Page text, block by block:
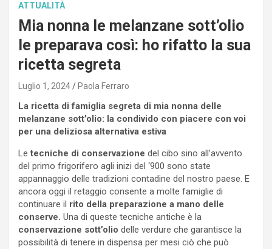
ATTUALITÀ
Mia nonna le melanzane sott’olio
le preparava così: ho rifatto la sua
ricetta segreta
Luglio 1, 2024 Paola Ferraro
La ricetta di famiglia segreta di mia nonna delle
melanzane sott’olio: la condivido con piacere con voi
per una deliziosa alternativa estiva
Le tecniche di conservazione del cibo sino all’avvento
del primo frigorifero agli inizi del ‘900 sono state
appannaggio delle tradizioni contadine del nostro paese. E
ancora oggi il retaggio consente a molte famiglie di
continuare il rito della preparazione a mano delle
conserve. Una di queste tecniche antiche è la
conservazione sott’olio delle verdure che garantisce la
possibilità di tenere in dispensa per mesi ciò che può